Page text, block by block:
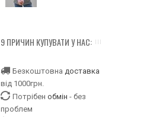
9 ПРИЧИН КУПУВАТИ У НАС:
Безкоштовна доставка
від 1000грн.
Потрібен обмін - без
проблем